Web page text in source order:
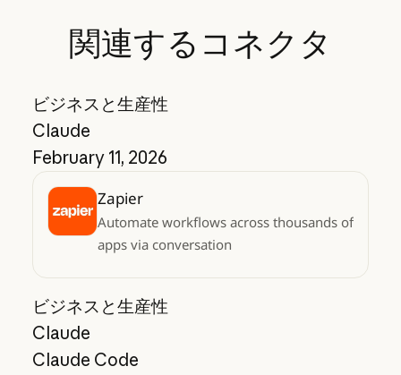
関連するコネクタ
ビジネスと生産性
Claude
February 11, 2026
Zapier
Automate workflows across thousands of
apps via conversation
ビジネスと生産性
Claude
Claude Code